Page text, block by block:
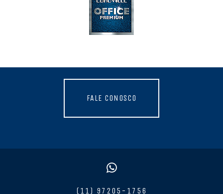
FALE CONOSCO
(11) 97205-1756